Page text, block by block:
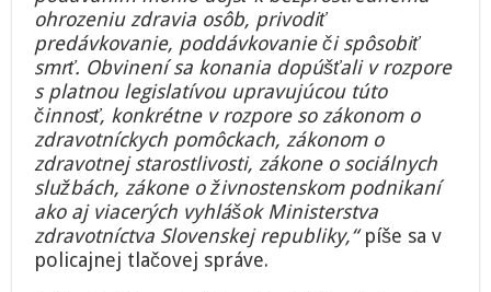
ohrozeniu zdravia osôb, privodiť
predávkovanie, poddávkovanie či spôsobiť
smrť. Obvinení sa konania dopúšťali v rozpore
s platnou legislatívou upravujúcou túto
činnosť, konkrétne v rozpore so zákonom o
zdravotníckych pomôckach, zákonom o
zdravotnej starostlivosti, zákone o sociálnych
službách, zákone o živnostenskom podnikaní
ako aj viacerých vyhlášok Ministerstva
zdravotníctva Slovenskej republiky,“píše sa v
policajnej tlačovej správe.